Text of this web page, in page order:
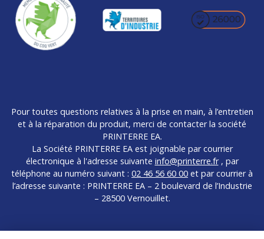
Pour toutes questions relatives à la prise en main, à l’entretien
et à la réparation du produit, merci de contacter la société
PRINTERRE EA.
La Société PRINTERRE EA est joignable par courrier
électronique à l'adresse suivante info@printerre.fr, par
téléphone au numéro suivant : 02 46 56 60 00 et par courrier à
l’adresse suivante : PRINTERRE EA – 2 boulevard de l’Industrie
– 28500 Vernouillet.